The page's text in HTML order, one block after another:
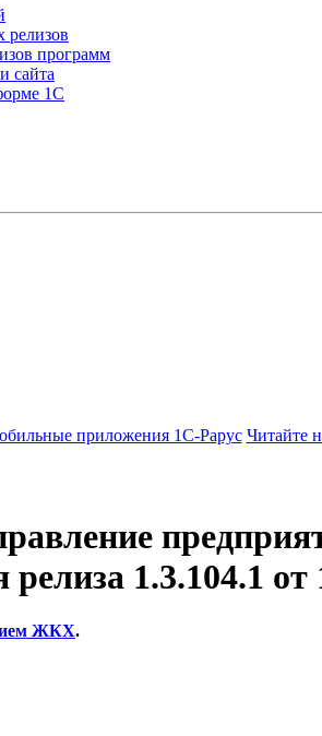
релизов
программ
сайта
1С
приложения 1С-Рарус Читайте
релиза 1.3.104.1 от
ЖКХ.